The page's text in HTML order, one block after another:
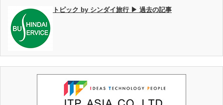
トピック by シンダイ旅行 ▶ 過去の記事